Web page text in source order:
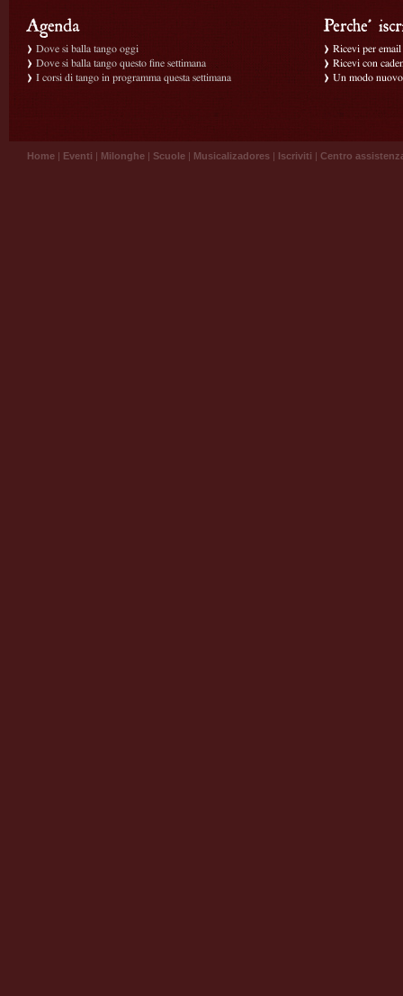
Dove si balla tango oggi
Dove si balla tango questo fine settimana
I corsi di tango in programma questa settimana
Ricevi per
Ricevi con
Un modo
Home | Eventi | Milonghe | Scuole | Musicalizadores | Iscriviti | Centro